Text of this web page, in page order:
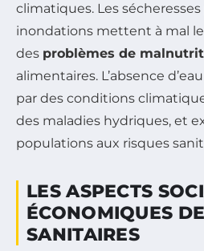
climatiques. Les
inondations mettent à mal
des problèmes de
alimentaires. L’absence
par des conditions
des maladies hydriques, et
populations aux risques
LES ASPECTS
ÉCONOMIQUES
SANITAIRES